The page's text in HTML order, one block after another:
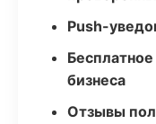
Push-
бизнеса
Отзывы